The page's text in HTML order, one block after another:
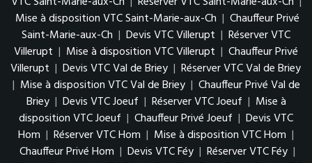
Mise à disposition VTC Saint-Marie-aux-Ch | Chauffeur Privé
Saint-Marie-aux-Ch | Devis VTC Villerupt | Réserver VTC
Villerupt | Mise à disposition VTC Villerupt | Chauffeur Privé
Villerupt | Devis VTC Val de Briey | Réserver VTC Val de Briey
| Mise à disposition VTC Val de Briey | Chauffeur Privé Val de
Briey | Devis VTC Joeuf | Réserver VTC Joeuf | Mise à
disposition VTC Joeuf | Chauffeur Privé Joeuf | Devis VTC
Hom | Réserver VTC Hom | Mise à disposition VTC Hom |
Chauffeur Privé Hom | Devis VTC Féy | Réserver VTC Féy |